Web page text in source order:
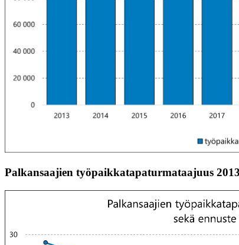
Palkansaajien työpaikkatapaturmataajuus